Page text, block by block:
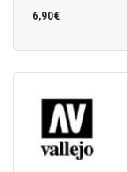
6,90€